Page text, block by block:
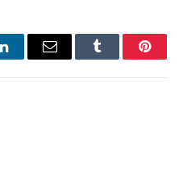
LinkedInEmail Tumblr